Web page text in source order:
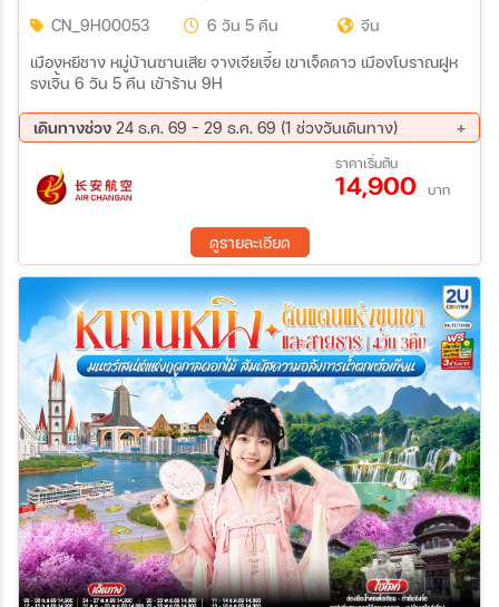
CN_9H00053 6 วัน 5 คืน
จีน
เมืองหยีชาง หมู่บ้านซานเสีย จางเจียเจี้ย เขาเจ็ดดาว เมืองโบราณฝูห
รงเจิ้น 6 วัน 5 คืน เข้าร้าน 9H
เดินทางช่วง 24 ธ.ค. 69 - 29 ธ.ค. 69 (1 ช่วงวันเดินทาง)
ราคาเริ่มต้น
14,900 บาท
ดูรายละเอียด